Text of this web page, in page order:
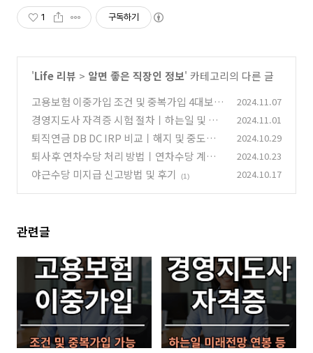
1 구독하기
'Life 리뷰 > 알면 좋은 직장인 정보' 카테고리의 다른 글
고용보험 이중가입 조건 및 중복가입 4대보험
안내ㅣ제외 대상 및 일용직
(28)
2024.11.07
경영지도사 자격증 시험 절차ㅣ하는일 및 미
래전망 연봉
(7)
2024.11.01
퇴직연금 DB DC IRP 비교ㅣ해지 및 중도인출
안내
(6)
2024.10.29
퇴사후 연차수당 처리 방법ㅣ연차수당 계산기
(2)
2024.10.23
야근수당 미지급 신고방법 및 후기 (1) 2024.10.17
관련글